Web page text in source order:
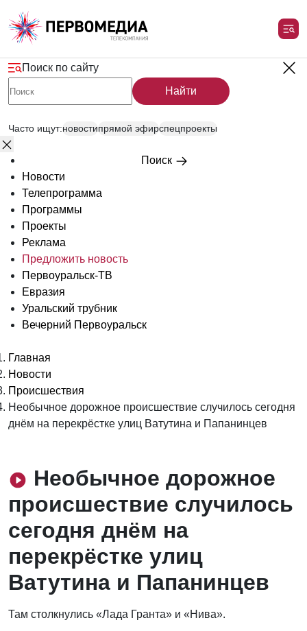
Поиск по сайту
Найти
Часто ищут:новостипрямой эфирспецпроекты
Поиск
Новости
Телепрограмма
Программы
Проекты
Реклама
Предложить новость
Первоуральск-ТВ
Евразия
Уральский трубник
Вечерний Первоуральск
Главная
Новости
Происшествия
Необычное дорожное происшествие случилось сегодня
днём на перекрёстке улиц Ватутина и Папанинцев
Необычное дорожное
происшествие случилось
сегодня днём на
перекрёстке улиц
Ватутина и Папанинцев
Там столкнулись «Лада Гранта» и «Нива».